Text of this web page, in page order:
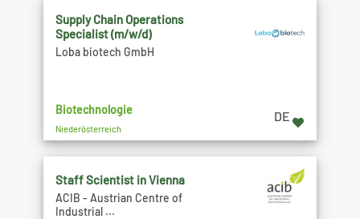
Supply Chain Operations
Specialist (m/w/d)
Loba biotech GmbH
Biotechnologie
Niederösterreich
DE
Staff Scientist in Vienna
ACIB - Austrian Centre of
Industrial ...